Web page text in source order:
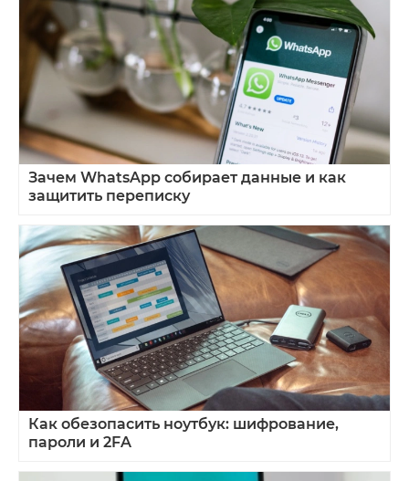
Зачем WhatsApp собирает данные и как
защитить переписку
Как обезопасить ноутбук: шифрование,
пароли и 2FA